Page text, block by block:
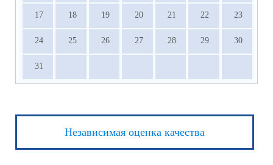
17 18 19 20 21 22 23
24 25 26 27 28 29 30
31
Независимая оценка качества